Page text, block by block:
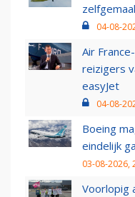
04-08-
Air
reizigers
easyJet
04-08-
Boeing
eindelijk
03-08-2026,
Voorlopig